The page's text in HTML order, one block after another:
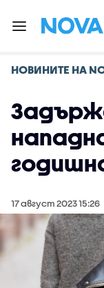
НОВИНИТЕ НА
17 август 2023 15:26